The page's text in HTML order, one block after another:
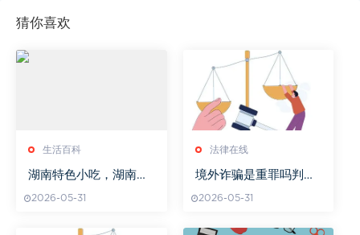
猜你喜欢
生活百科
湖南特色小吃，湖南卷
2026-05-31
法律在线
境外诈骗是重罪吗判多
2026-05-31